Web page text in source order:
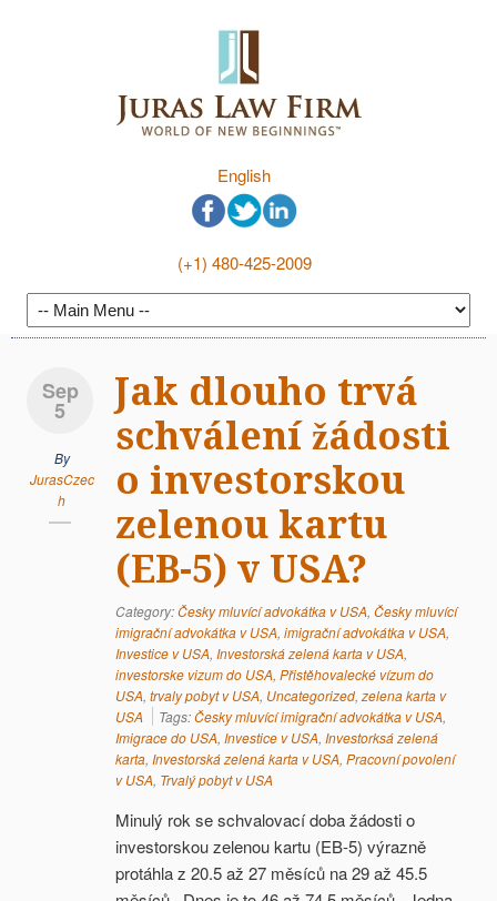
English
(+1) 480-425-2009
Sep
5
By
JurasCzec
h
Jak dlouho trvá
schválení žádosti
o investorskou
zelenou kartu
(EB-5) v USA?
Category:Česky mluvící advokátka v USA, Česky mluvící
imigrační advokátka v USA, imigrační advokátka v USA,
Investice v USA, Investorská zelená karta v USA,
investorske vizum do USA, Přistěhovalecké vízum do
USA, trvaly pobyt v USA, Uncategorized, zelena karta v
USA
Tags:Česky mluvící imigrační advokátka v USA,
Imigrace do USA, Investice v USA, Investorksá zelená
karta, Investorská zelená karta v USA, Pracovní povolení
v USA, Trvalý pobyt v USA
Minulý rok se schvalovací doba žádosti o
investorskou zelenou kartu (EB-5) výrazně
protáhla z 20.5 až 27 měsíců na 29 až 45.5